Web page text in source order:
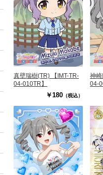
真壁瑞樹(TR) 【IMT-TR-
04-010TR】
￥180 （税込）
神
04-